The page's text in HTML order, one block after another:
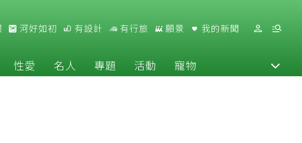
河好如初 有設計 有行旅 願景 我的新聞
性愛 名人 專題 活動 寵物